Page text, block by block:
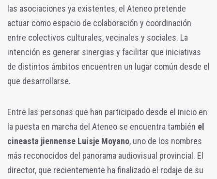
las asociaciones ya existentes, el Ateneo pretende
actuar como espacio de colaboración y coordinación
entre colectivos culturales, vecinales y sociales. La
intención es generar sinergias y facilitar que iniciativas
de distintos ámbitos encuentren un lugar común desde el
que desarrollarse.
Entre las personas que han participado desde el inicio en
la puesta en marcha del Ateneo se encuentra también el
cineasta jiennense Luisje Moyano, uno de los nombres
más reconocidos del panorama audiovisual provincial. El
director, que recientemente ha finalizado el rodaje de su